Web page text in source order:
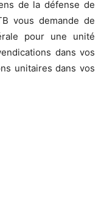
de la défense de
vous demande de
pour une unité
dans vos
unitaires dans vos